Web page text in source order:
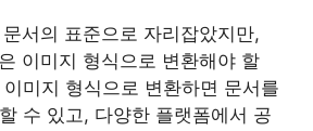
서의 표준으로 자리잡았지만,
이미지 형식으로 변환해야 할
미지 형식으로 변환하면 문서를
수 있고, 다양한 플랫폼에서 공